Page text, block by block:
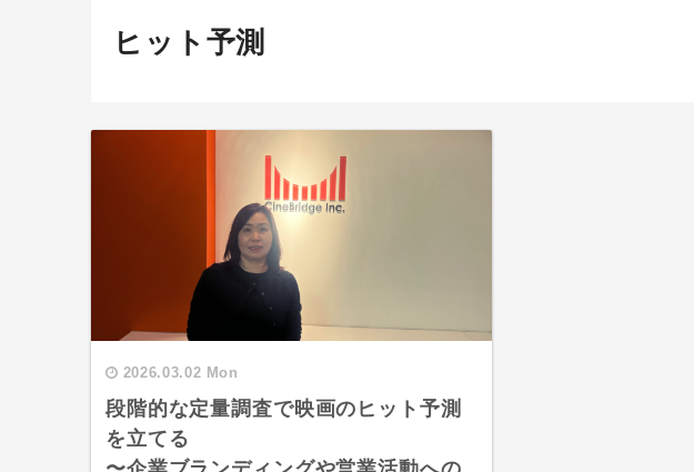
ヒット予測
2026.03.02 Mon
段階的な定量調査で映画のヒット予測
を立てる